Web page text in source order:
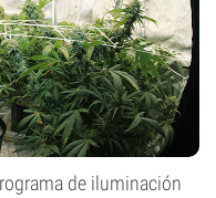
de iluminación